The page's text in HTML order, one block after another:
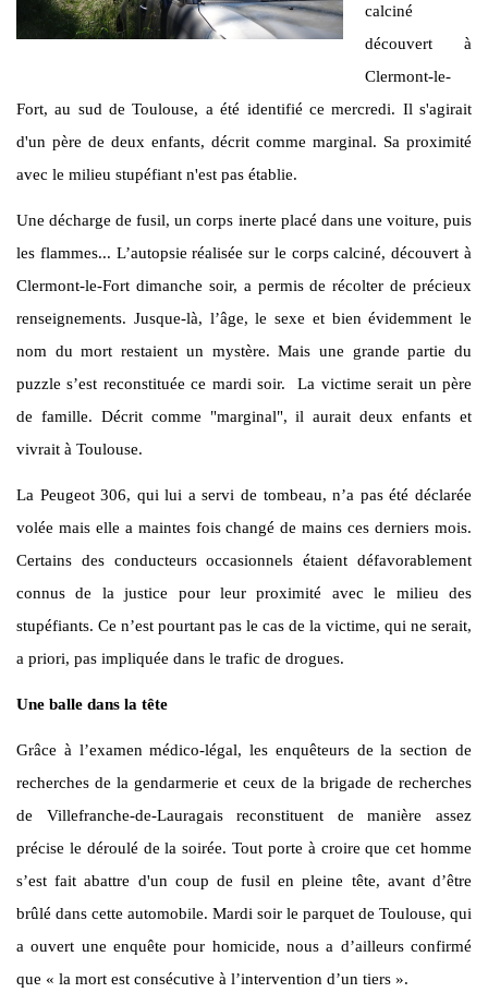
calciné
découvert à
Clermont-le-
Fort, au sud de Toulouse, a été identifié ce mercredi. Il s'agirait
d'un père de deux enfants, décrit comme marginal. Sa proximité
avec le milieu stupéfiant n'est pas établie.
Une décharge de fusil, un corps inerte placé dans une voiture, puis
les flammes... L’autopsie réalisée sur le corps calciné, découvert à
Clermont-le-Fort dimanche soir, a permis de récolter de précieux
renseignements. Jusque-là, l’âge, le sexe et bien évidemment le
nom du mort restaient un mystère. Mais une grande partie du
puzzle s’est reconstituée ce mardi soir. La victime serait un père
de famille. Décrit comme "marginal", il aurait deux enfants et
vivrait à Toulouse.
La Peugeot 306, qui lui a servi de tombeau, n’a pas été déclarée
volée mais elle a maintes fois changé de mains ces derniers mois.
Certains des conducteurs occasionnels étaient défavorablement
connus de la justice pour leur proximité avec le milieu des
stupéfiants. Ce n’est pourtant pas le cas de la victime, qui ne serait,
a priori, pas impliquée dans le trafic de drogues.
Une balle dans la tête
Grâce à l’examen médico-légal, les enquêteurs de la section de
recherches de la gendarmerie et ceux de la brigade de recherches
de Villefranche-de-Lauragais reconstituent de manière assez
précise le déroulé de la soirée. Tout porte à croire que cet homme
s’est fait abattre d'un coup de fusil en pleine tête, avant d’être
brûlé dans cette automobile. Mardi soir le parquet de Toulouse, qui
a ouvert une enquête pour homicide, nous a d’ailleurs confirmé
que « la mort est consécutive à l’intervention d’un tiers ».